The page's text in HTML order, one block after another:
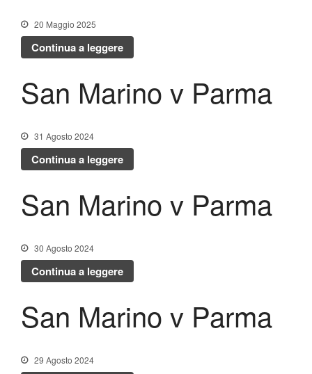
20 Maggio 2025
Continua a leggere
San Marino v Parma
31 Agosto 2024
Continua a leggere
San Marino v Parma
30 Agosto 2024
Continua a leggere
San Marino v Parma
29 Agosto 2024